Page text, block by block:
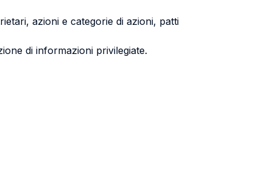
azioni e categorie di azioni, patti
di informazioni privilegiate.